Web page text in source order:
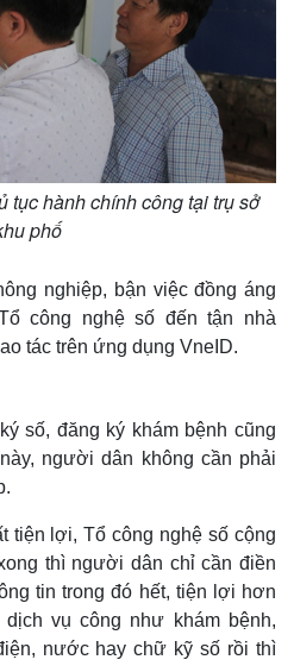
tục hành chính công tại trụ sở
phố
nghiệp, bận việc đồng áng
công nghệ số đến tận nhà
tác trên ứng dụng VneID.
số, đăng ký khám bệnh cũng
người dân không cần phải
tiện lợi, Tổ công nghệ số cộng
thì người dân chỉ cần điền
tin trong đó hết, tiện lợi hơn
vụ công như khám bệnh,
nước hay chữ kỹ số rồi thì